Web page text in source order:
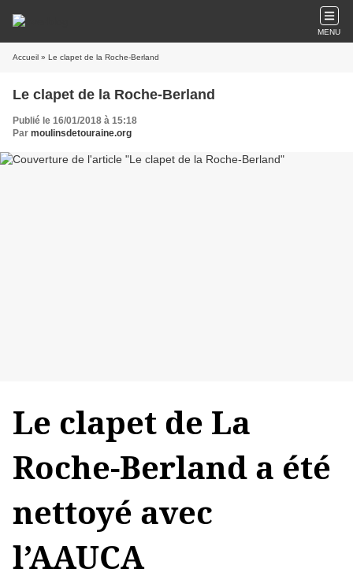
MENU
Accueil » Le clapet de la Roche-Berland
Le clapet de la Roche-Berland
Publié le 16/01/2018 à 15:18
Par moulinsdetouraine.org
Le clapet de La
Roche-Berland a été
nettoyé avec
l’AAUCA